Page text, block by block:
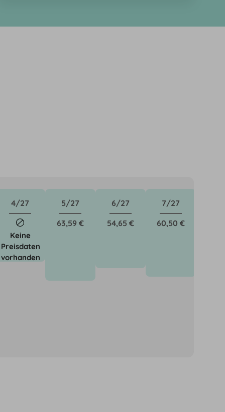
4/27
Keine
Preisdaten
vorhanden
5/27
63,59 €
6/27
54,65 €
7/27
60,50 €